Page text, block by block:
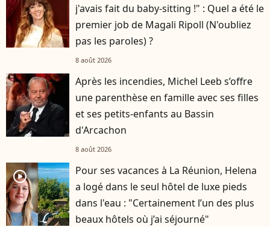
j'avais fait du baby-sitting !" : Quel a été le
premier job de Magali Ripoll (N'oubliez
pas les paroles) ?
8 août 2026
Après les incendies, Michel Leeb s’offre
une parenthèse en famille avec ses filles
et ses petits-enfants au Bassin
d'Arcachon
8 août 2026
player2
Pour ses vacances à La Réunion, Helena
a logé dans le seul hôtel de luxe pieds
dans l'eau : "Certainement l’un des plus
beaux hôtels où j’ai séjourné"